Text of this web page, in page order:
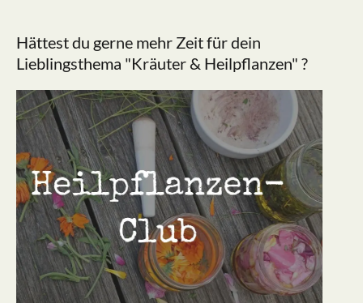
Hättest du gerne mehr Zeit für dein
Lieblingsthema "Kräuter & Heilpflanzen" ?